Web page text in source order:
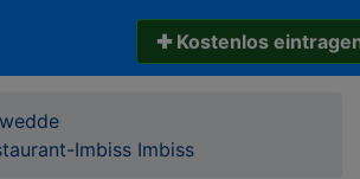
✚ Kostenlos
Imbiss Imbiss